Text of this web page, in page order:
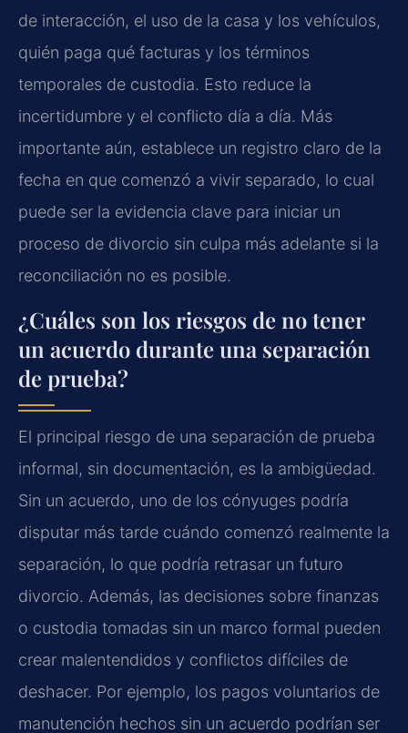
de interacción, el uso de la casa y los vehículos,
quién paga qué facturas y los términos
temporales de custodia. Esto reduce la
incertidumbre y el conflicto día a día. Más
importante aún, establece un registro claro de la
fecha en que comenzó a vivir separado, lo cual
puede ser la evidencia clave para iniciar un
proceso de divorcio sin culpa más adelante si la
reconciliación no es posible.
¿Cuáles son los riesgos de no tener
un acuerdo durante una separación
de prueba?
El principal riesgo de una separación de prueba
informal, sin documentación, es la ambigüedad.
Sin un acuerdo, uno de los cónyuges podría
disputar más tarde cuándo comenzó realmente la
separación, lo que podría retrasar un futuro
divorcio. Además, las decisiones sobre finanzas
o custodia tomadas sin un marco formal pueden
crear malentendidos y conflictos difíciles de
deshacer. Por ejemplo, los pagos voluntarios de
manutención hechos sin un acuerdo podrían ser